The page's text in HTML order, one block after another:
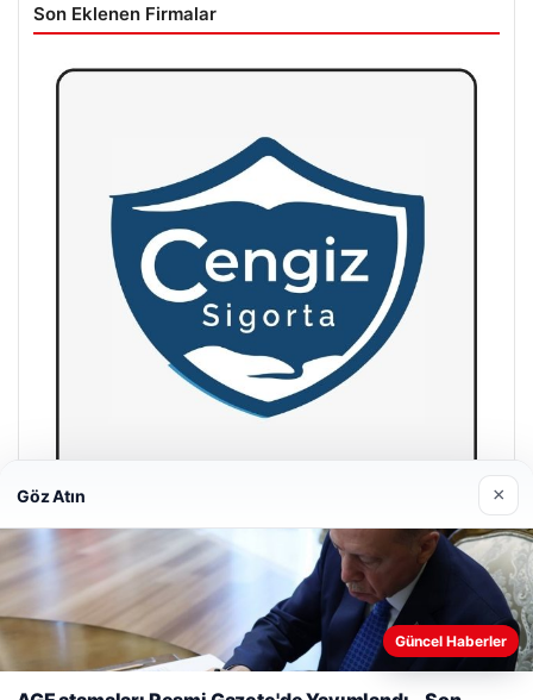
Son Eklenen Firmalar
Hastaş Beton
Web sitemizi nasıl kullandığınızı daha iyi anlayabilmek,
Göz Atın ×
Güncel Haberler